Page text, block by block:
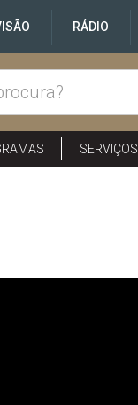
RÁDIO
SERVIÇOS